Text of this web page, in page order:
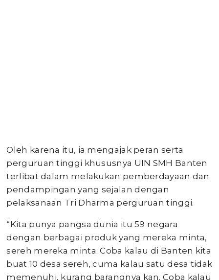
Oleh karena itu, ia mengajak peran serta
perguruan tinggi khususnya UIN SMH Banten
terlibat dalam melakukan pemberdayaan dan
pendampingan yang sejalan dengan
pelaksanaan Tri Dharma perguruan tinggi.
“Kita punya pangsa dunia itu 59 negara
dengan berbagai produk yang mereka minta,
sereh mereka minta. Coba kalau di Banten kita
buat 10 desa sereh, cuma kalau satu desa tidak
memenuhi, kurang barangnya kan. Coba kalau